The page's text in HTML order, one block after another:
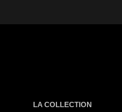
LA COLLECTION